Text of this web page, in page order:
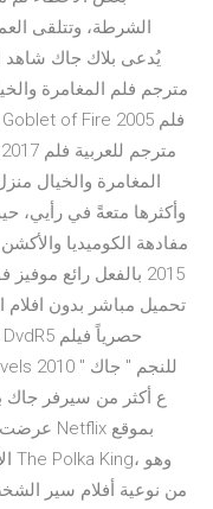
الشرطة، وتتلقى
يُدعى بلاك جاك شاهد
المغامرة والخيال
وأكثرها متعةً في رأيي،
مفادهة الكوميديا
2015 بالفعل رائع
من نوعية أفلام سير